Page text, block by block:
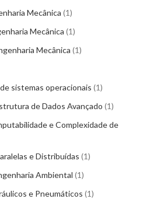
Mecânica 1
Mecânica 1
Mecânica 1
sistemas operacionais 1
de Dados Avançado 1
e Complexidade de
e Distribuídas 1
Ambiental 1
e Pneumáticos 1